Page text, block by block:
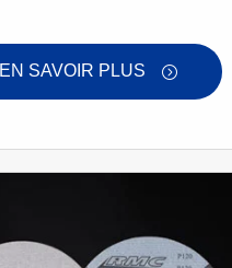
EN SAVOIR PLUS 